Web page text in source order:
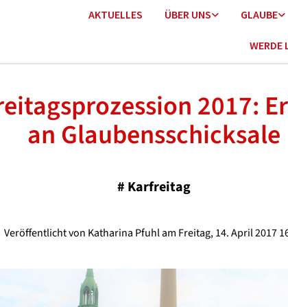
AKTUELLES ÜBER UNS GLAUBE
WERDE
2017:
an Glaubensschicksale
# Karfreitag
Veröffentlicht von Katharina Pfuhl am Freitag, 14. April 2017